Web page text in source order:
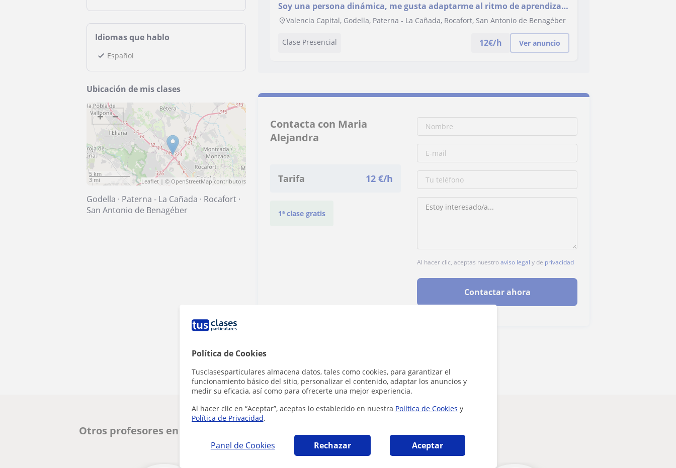
Política de Cookies
Tusclasesparticulares almacena datos, tales como cookies, para garantizar el
funcionamiento básico del sitio, personalizar el contenido, adaptar los anuncios y
medir su eficacia, así como para ofrecerte una mejor experiencia.
Al hacer clic en “Aceptar”, aceptas lo establecido en nuestra Política de Cookies y
Política de Privacidad.
Panel de Cookies Rechazar Aceptar
Idiomas que hablo
Español
Ubicación de mis clases
+ −
5 km
3 mi
Leaflet | ©OpenStreetMap contributors
Godella · Paterna - La Cañada · Rocafort ·
San Antonio de Benagéber
Soy una persona dinámica, me gusta adaptarme al ritmo de aprendizaje
del o los/las alumnos/as, mis clases suelen ser personalizadas y
Valencia Capital, Godella, Paterna - La Cañada, Rocafort, San Antonio de Benagéber
Clase Presencial 12€/h Ver anuncio
Contacta con Maria
Alejandra
Tarifa 12 €/h
1ª clase gratis
Al hacer clic, aceptas nuestroaviso legal y de privacidad
Contactar ahora
Otros profesores en Valencia que pueden interesarte